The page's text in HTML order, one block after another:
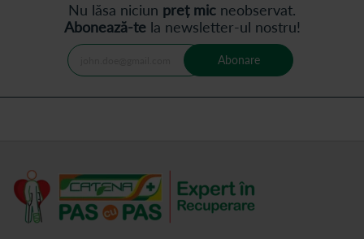
Nu lăsa niciun preț mic neobservat.
Abonează-tela newsletter-ul nostru!
Abonare